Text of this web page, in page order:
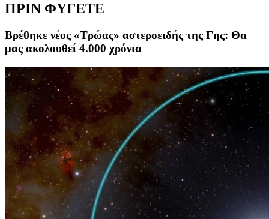
ΠΡΙΝ ΦΥΓΕΤΕ
Βρέθηκε νέος «Τρώας» αστεροειδής της Γης: Θα
μας ακολουθεί 4.000 χρόνια